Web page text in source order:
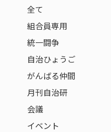
全て
組合員専用
統一闘争
自治ひょうご
がんばる仲間
月刊自治研
会議
イベント